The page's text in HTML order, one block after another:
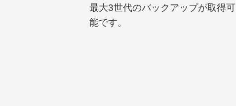
最大3世代のバックアップが取得可
能です。